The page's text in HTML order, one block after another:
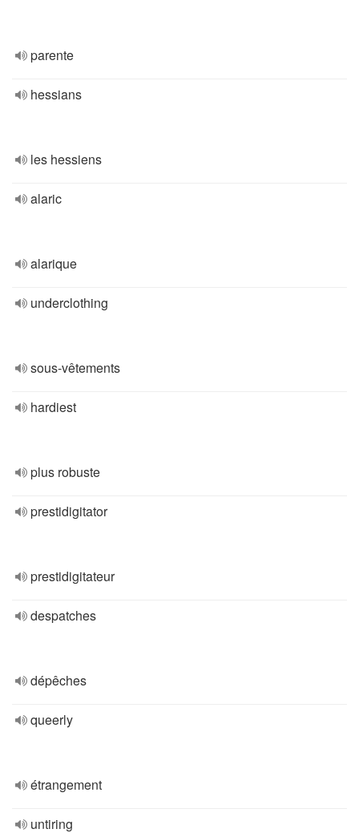
parente
hessians
les hessiens
alaric
alarique
underclothing
sous-vêtements
hardiest
plus robuste
prestidigitator
prestidigitateur
despatches
dépêches
queerly
étrangement
untiring